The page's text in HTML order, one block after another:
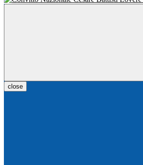
close